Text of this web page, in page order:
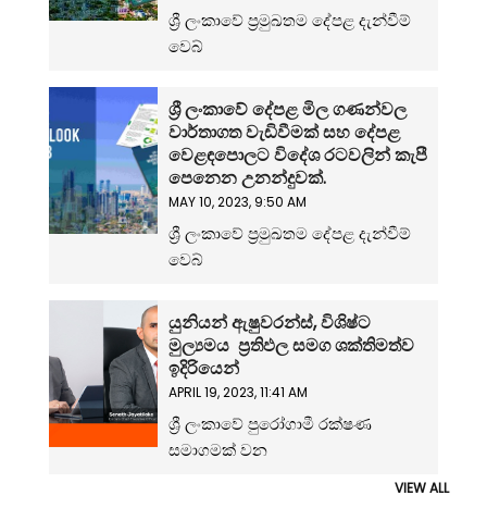
ශ්‍රී ලංකාවේ ප්‍රමුඛතම දේපළ දැන්වීම්
වෙබ්
ශ්‍රී ලංකාවේ දේපළ මිල ගණන්වල
වාර්තාගත වැඩිවීමක් සහ දේපළ
වෙළඳපොලට විදේශ රටවලින් කැපී
පෙනෙන උනන්දුවක්.
MAY 10, 2023, 9:50 AM
ශ්‍රී ලංකාවේ ප්‍රමුඛතම දේපළ දැන්වීම්
වෙබ්
යුනියන් ඇෂුවරන්ස්, විශිෂ්ට
මුල්‍යමය ප්‍රතිඵල සමග ශක්තිමත්ව
ඉදිරියෙන්
APRIL 19, 2023, 11:41 AM
ශ්‍රී ලංකාවේ පුරෝගාමී රක්ෂණ
සමාගමක් වන
VIEW ALL